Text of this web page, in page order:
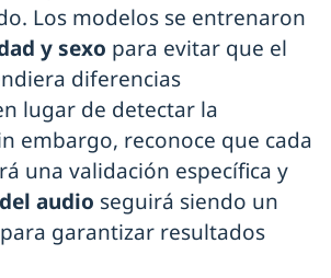
Los modelos se entrenaron
y sexo para evitar que el
diferencias
lugar de detectar la
embargo, reconoce que cada
una validación específica y
audio seguirá siendo un
garantizar resultados